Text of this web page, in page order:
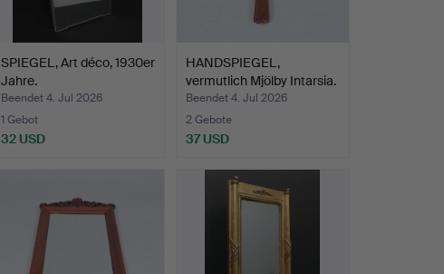
SPIEGEL, Art déco, 1930er
Jahre.
Beendet 4. Jul 2026
1 Gebot
32 USD
HANDSPIEGEL,
vermutlich Mjölby Intarsia.
Beendet 4. Jul 2026
2 Gebote
37 USD